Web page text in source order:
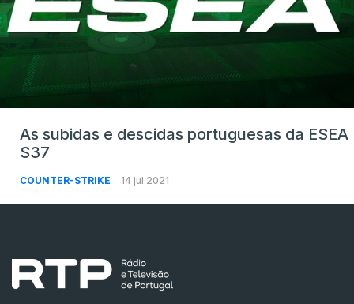
As subidas e descidas portuguesas da ESEA
S37
COUNTER-STRIKE 14 jul 2021